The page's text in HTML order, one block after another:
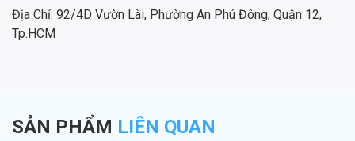
Địa Chỉ: 92/4D Vườn Lài, Phường An Phú Đông, Quận 12,
Tp.HCM
SẢN PHẨM LIÊN QUAN